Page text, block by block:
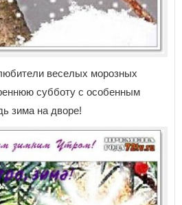
веселых морозных
субботу с особенным
зима на дворе!